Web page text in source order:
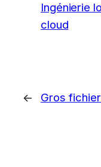
Ingénierie
cloud
← Gros